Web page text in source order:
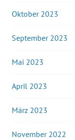
Oktober 2023
September 2023
Mai 2023
April 2023
März 2023
November 2022